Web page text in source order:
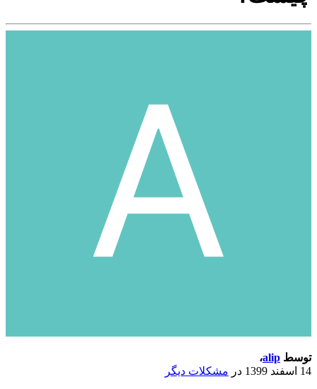
توسط alip،
14 اسفند 1399
در مشکلات دیگر